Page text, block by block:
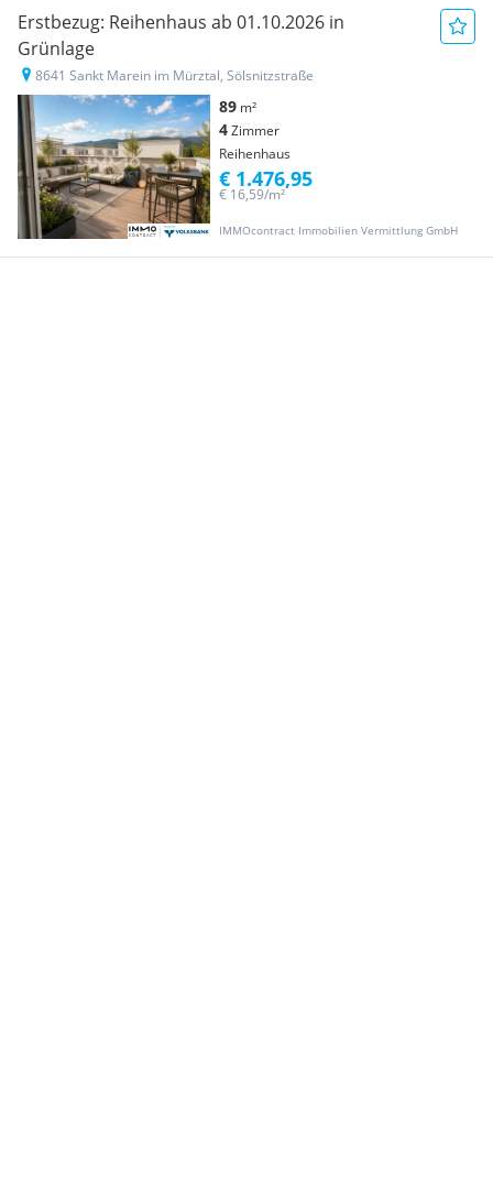
Erstbezug: Reihenhaus ab 01.10.2026 in
Grünlage
8641 Sankt Marein im Mürztal, Sölsnitzstraße
89 m²
4Zimmer
Reihenhaus
IMMOcontract Immobilien Vermittlung GmbH
€ 16,59/m²
€ 1.476,95